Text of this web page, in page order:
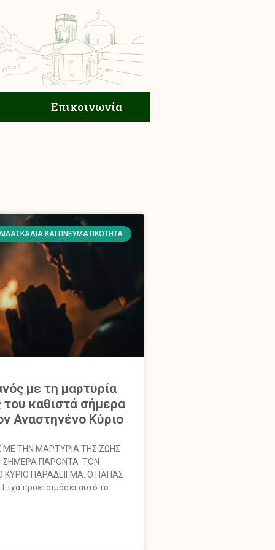
Επικοινωνία
Ζωή Επικοινωνία
ΚΑΙ ΠΝΕΥΜΑΤΙΚΌΤΗΤΑ
με τη μαρτυρία
καθιστά σήμερα
Αναστηνένο Κύριο
ΜΕ ΤΗΝ ΜΑΡΤΥΡΙΑ ΤΗΣ ΖΩΗΣ
ΣΗΜΕΡΑ ΠΑΡΟΝΤΑ ΤΟΝ
ΠΑΡΑΔΕΙΓΜΑ: Ο ΠΑΠΑΣ
προετοιμάσει αυτό το